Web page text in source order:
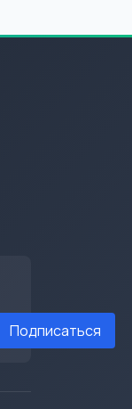
Подписаться